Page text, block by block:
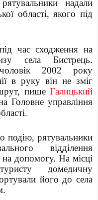
надали
області, якого під
час сходження на
села Бистрець.
2002 року
в руку він не зміг
пише Галицький
Головне управління
подію, рятувальники
відділення
допомогу. На місці
домедичну
його до села